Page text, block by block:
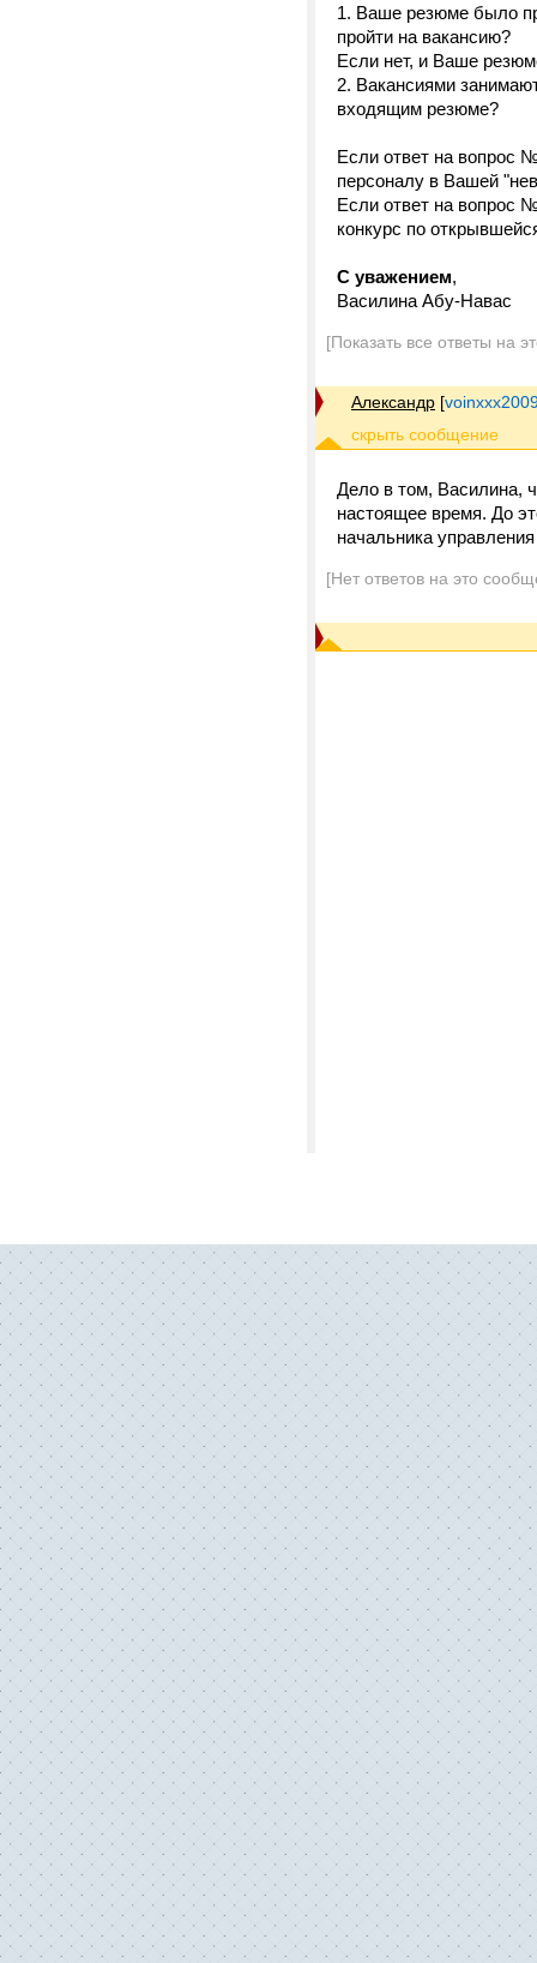
1. Ваше резюме было
пройти на вакансию?
Если нет, и Ваше
2. Вакансиями
входящим резюме?
Если ответ на вопрос
персоналу в Вашей
Если ответ на вопрос
конкурс по
С уважением,
Василина Абу-Навас
[Показать все ответы на
Александр [
Дело в том, Василина,
настоящее время. До
начальника
[Нет ответов на это